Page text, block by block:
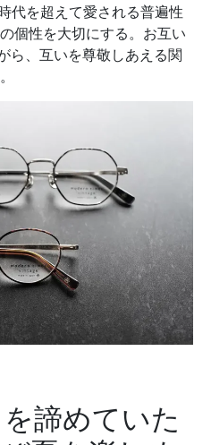
代を超えて愛される普遍性
個性を大切にする。お互い
ら、互いを尊敬しあえる関
を諦めていた